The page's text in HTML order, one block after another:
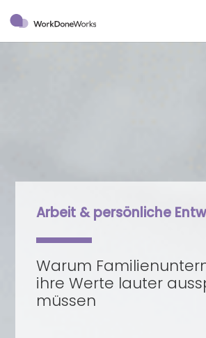
Arbeit & persönliche
Warum
ihre Werte lauter
müssen